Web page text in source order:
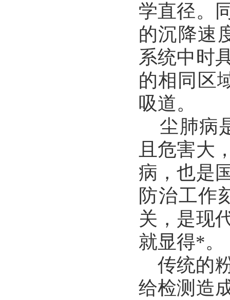
学直径。
的沉降速
系统中时
的相同区
吸道。
尘肺病
且危害大
病，也是
防治工作
关，是现
就显得*。
传统的
给检测造